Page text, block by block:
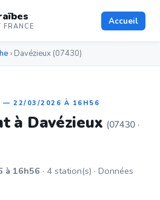
FRANCE Accueil
› Davézieux (07430)
— 22/03/2026 À 16H56
à Davézieux (07430 ·
à 16h56 · 4 station(s) · Données